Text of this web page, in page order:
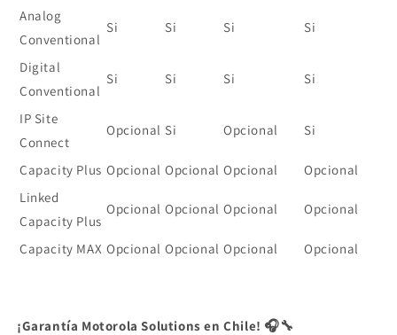
Analog
Conventional
Si Si Si Si
Digital
Conventional
Si Si Si Si
IP Site
Connect
Opcional Si Opcional Si
Capacity Plus Opcional Opcional Opcional
Opcional
Linked
Capacity Plus
Opcional Opcional Opcional Opcional
Capacity MAX Opcional Opcional Opcional Opcional
¡Garantía Motorola Solutions en Chile! 🎧🔧